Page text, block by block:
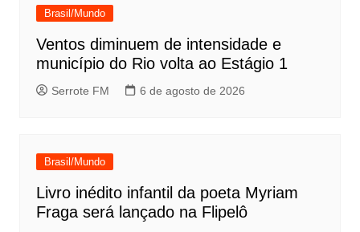
Brasil/Mundo
Ventos diminuem de intensidade e
município do Rio volta ao Estágio 1
Serrote FM 6 de agosto de 2026
Brasil/Mundo
Livro inédito infantil da poeta Myriam
Fraga será lançado na Flipelô